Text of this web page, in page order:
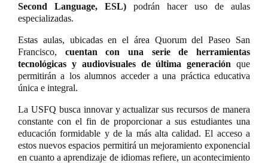
Second Language, ESL) podrán hacer uso de aulas
especializadas.
Estas aulas, ubicadas en el área Quorum del Paseo San
Francisco, cuentan con una serie de herramientas
tecnológicas y audiovisuales de última generación que
permitirán a los alumnos acceder a una práctica educativa
única e integral.
La USFQ busca innovar y actualizar sus recursos de manera
constante con el fin de proporcionar a sus estudiantes una
educación formidable y de la más alta calidad. El acceso a
estos nuevos espacios permitirá un mejoramiento exponencial
en cuanto a aprendizaje de idiomas refiere, un acontecimiento